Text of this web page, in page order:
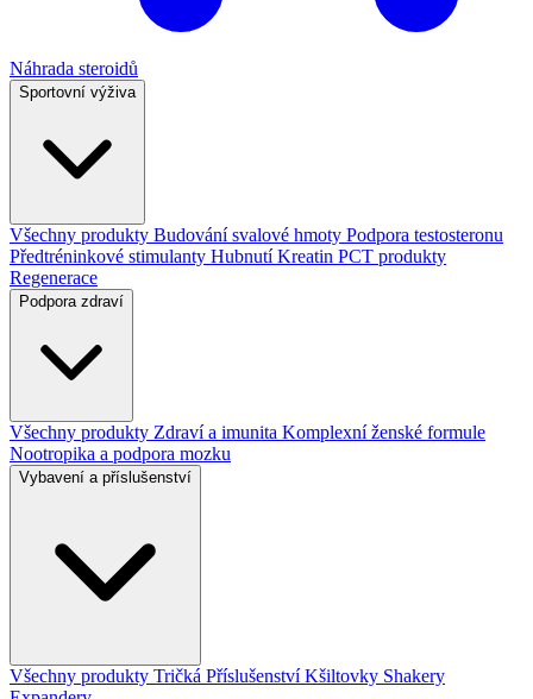
Náhrada steroidů
Sportovní výživa
Všechny produkty Budování svalové hmoty Podpora testosteronu
Předtréninkové stimulanty HubnutíKreatin PCT produkty
Regenerace
Podpora zdraví
Všechny produkty Zdraví a imunita Komplexní ženské formule
Nootropika a podpora mozku
Vybavení a příslušenství
Všechny produkty Tričká PříslušenstvíKšiltovky Shakery